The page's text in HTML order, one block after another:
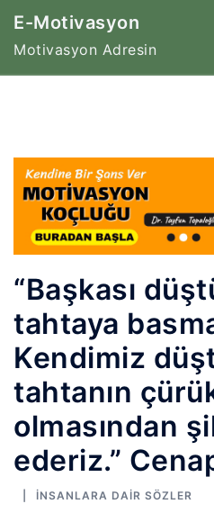
İçeriğe
E-Motivasyon
Motivasyon Adresin
“Başkası
tahtaya
Kendimiz
tahtanın
olmasından
ederiz.”
İNSANLARA DAIR SÖZLER